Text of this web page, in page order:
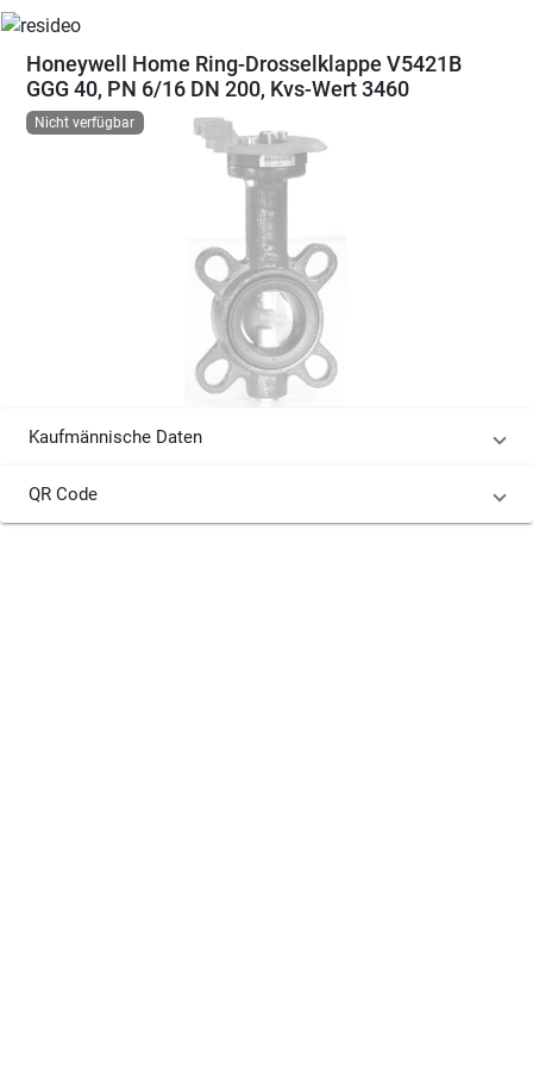
Honeywell Home Ring-Drosselklappe V5421B
GGG 40, PN 6/16 DN 200, Kvs-Wert 3460
Nicht verfügbar
Kaufmännische Daten
QR Code